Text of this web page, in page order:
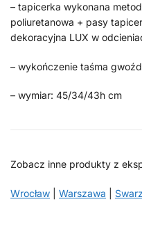
– tapicerka wykonana
poliuretanowa + pasy
dekoracyjna LUX w
– wykończenie taśma
– wymiar: 45/34/43h cm
Zobacz inne produkty z
Wrocław Warszawa